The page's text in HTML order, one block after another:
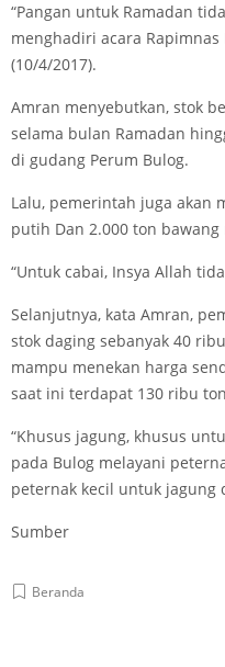
“Pangan untuk Ramadan
menghadiri acara Rapimnas
(10/4/2017).
Amran menyebutkan, stok
selama bulan Ramadan
di gudang Perum Bulog.
Lalu, pemerintah juga akan
putih Dan 2.000 ton bawang
“Untuk cabai, Insya Allah
Selanjutnya, kata Amran,
stok daging sebanyak 40
mampu menekan harga
saat ini terdapat 130 ribu
“Khusus jagung, khusus
pada Bulog melayani
peternak kecil untuk jagung
Sumber
Beranda